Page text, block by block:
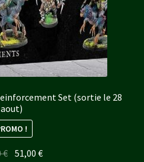
Set (sortie le 28
aout)
!
€ Le
51,00€Le